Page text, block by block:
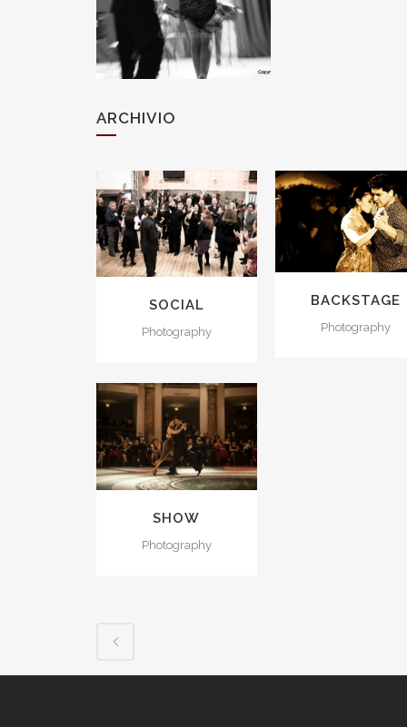
ARCHIVIO
SOCIAL
Photography
BACKSTAGE
Photography
SHOW
Photography